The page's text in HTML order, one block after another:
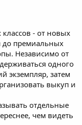
- от новых
до премиальных
Независимо от
одного
экземпляр, затем
выкуп и
отдельные
чем видеть